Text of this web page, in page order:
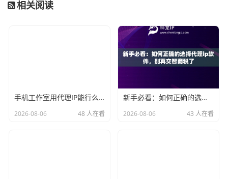
相关阅读
手机工作室用代理IP能行么？过来人的经验告诉你答案
2026-08-06 48 人在看
新手必看：如何正确的选择代理ip软件，别再交智商税了
2026-08-06 43 人在看